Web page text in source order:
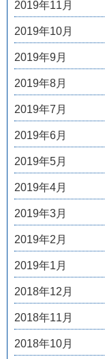
2019年11月
2019年10月
2019年9月
2019年8月
2019年7月
2019年6月
2019年5月
2019年4月
2019年3月
2019年2月
2019年1月
2018年12月
2018年11月
2018年10月